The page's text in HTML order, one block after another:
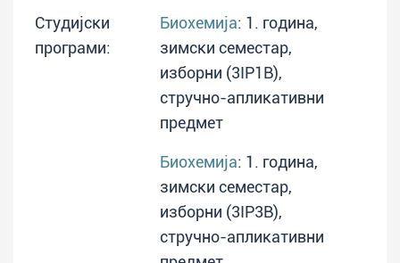
Студијски
програми:
Биохемија: 1. година,
зимски семестар,
изборни (3IP1B),
стручно-апликативни
предмет
Биохемија: 1. година,
зимски семестар,
изборни (3IP3B),
стручно-апликативни